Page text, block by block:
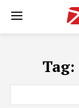
Tag: